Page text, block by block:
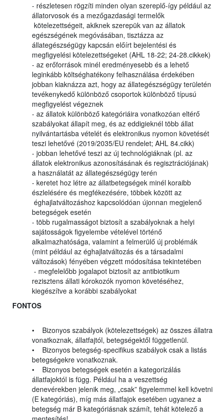
- részletesen rögzíti minden olyan szereplő-így például az
állatorvosok és a mezőgazdasági termelők
kötelezettségeit, akiknek szerepük van az állatok
egészségének megóvásában, tisztázza az
állategészségügy kapcsán előírt bejelentési és
megfigyelési kötelezettségeket (AHL 18-22; 24-28.cikkek)
- az erőforrások minél eredményesebb és a lehető
leginkább költséghatékony felhasználása érdekében
jobban kiaknázza azt, hogy az állategészségügy területén
tevékenykedő különböző csoportok különböző típusú
megfigyelést végeznek
- az állatok különböző kategóriáira vonatkozóan eltérő
szabályokat állapít meg, és az eddigieknél több állat
nyilvántartásba vételét és elektronikus nyomon követését
teszi lehetővé (2019/2035/EU rendelet; AHL 84.cikk)
- jobban lehetővé teszi az új technológiáknak (pl. az
állatok elektronikus azonosításának és regisztrációjának)
a használatát az állategészségügy terén
- keretet hoz létre az állatbetegségek minél koraibb
észlelésére és megfékezésére, többek között az
éghajlatváltozáshoz kapcsolódóan újonnan megjelenő
betegségek esetén
- több rugalmasságot biztosít a szabályoknak a helyi
sajátosságok figyelembe vételével történő
alkalmazhatósága, valamint a felmerülő új problémák
(mint például az éghajlatváltozás és a társadalmi
változások) fényében végzett módosítása tekintetében
- megfelelőbb jogalapot biztosít az antibiotikum
rezisztens állati kórokozók nyomon követéséhez,
kiegészítve a korábbi szabályokat
FONTOS
• Bizonyos szabályok (kötelezettségek) az összes állatra
vonatkoznak, állatfajtól, betegségektől függetlenül.
• Bizonyos betegség-specifikus szabályok csak a listás
betegségekre vonatkoznak.
• Bizonyos betegségek esetén a kategorizálás
állatfajoktól is függ. Például ha a veszettség
denevérekben jelenik meg, „csak” figyelemmel kell követni
(E kategóriás), míg más állatfajok esetében ugyanez a
betegség már B kategóriásnak számít, tehát kötelező a